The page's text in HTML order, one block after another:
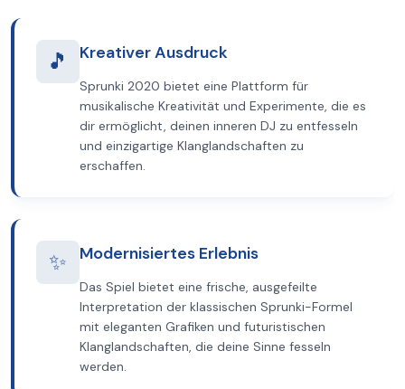
🎵 Kreativer Ausdruck
Sprunki 2020 bietet eine Plattform für
musikalische Kreativität und Experimente, die es
dir ermöglicht, deinen inneren DJ zu entfesseln
und einzigartige Klanglandschaften zu
erschaffen.
✨ Modernisiertes Erlebnis
Das Spiel bietet eine frische, ausgefeilte
Interpretation der klassischen Sprunki-Formel
mit eleganten Grafiken und futuristischen
Klanglandschaften, die deine Sinne fesseln
werden.